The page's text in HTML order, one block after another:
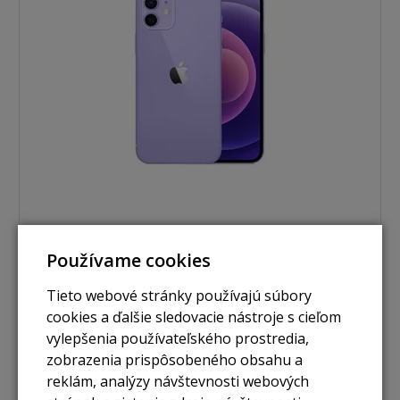
Zobraziť
Používame cookies
Tieto webové stránky používajú súbory
cookies a ďalšie sledovacie nástroje s cieľom
vylepšenia používateľského prostredia,
zobrazenia prispôsobeného obsahu a
reklám, analýzy návštevnosti webových